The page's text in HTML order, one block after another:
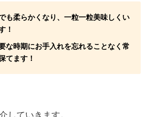
も柔らかくなり、一粒一粒美味しくい
！
な時期にお手入れを忘れることなく常
てます！